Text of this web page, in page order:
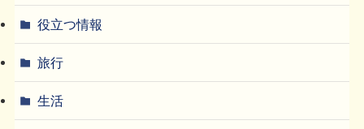
役立つ情報
旅行
生活